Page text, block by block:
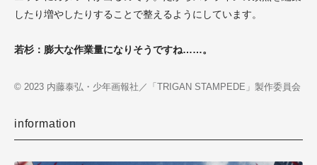
したり増やしたりすることで整えるようにしています。
若杉：膨大な作業量になりそうですね……。
© 2023 内藤泰弘・少年画報社／「TRIGAN STAMPEDE」製作委員会
information